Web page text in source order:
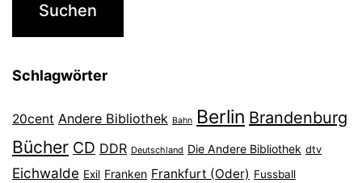
Schlagwörter
20cent Andere Bibliothek Bahn Berlin Brandenburg
Bücher CD DDR Deutschland Die Andere Bibliothek dtv
Eichwalde Exil Franken Frankfurt (Oder) Fussball